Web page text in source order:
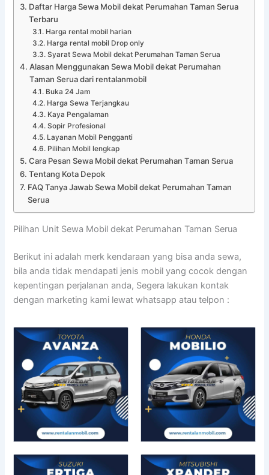
Daftar Harga Sewa Mobil dekat Perumahan Taman Serua
Terbaru
Harga rental mobil harian
Harga rental mobil Drop only
Syarat Sewa Mobil dekat Perumahan Taman Serua
Alasan Menggunakan Sewa Mobil dekat Perumahan
Taman Serua dari rentalanmobil
Buka 24 Jam
Harga Sewa Terjangkau
Kaya Pengalaman
Sopir Profesional
Layanan Mobil Pengganti
Pilihan Mobil lengkap
Cara Pesan Sewa Mobil dekat Perumahan Taman Serua
Tentang Kota Depok
FAQ Tanya Jawab Sewa Mobil dekat Perumahan Taman
Serua
Pilihan Unit Sewa Mobil dekat Perumahan Taman Serua
Berikut ini adalah merk kendaraan yang bisa anda sewa,
bila anda tidak mendapati jenis mobil yang cocok dengan
kepentingan perjalanan anda, Segera lakukan kontak
dengan marketing kami lewat whatsapp atau telpon :